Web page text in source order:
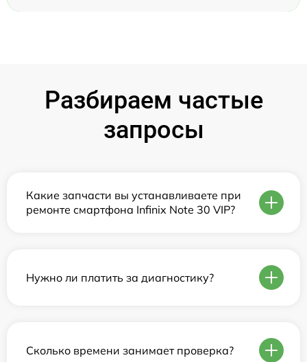
Разбираем частые
запросы
Какие запчасти вы устанавливаете при
ремонте смартфона Infinix Note 30 VIP?
Нужно ли платить за диагностику?
Сколько времени занимает проверка?